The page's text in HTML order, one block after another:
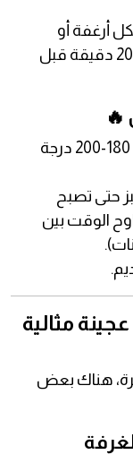
أرغفة أو
كرات، واتركها تختمر مرة أخرى لمدة 20 دقيقة قبل
🔥
سخّن الفرن مسبقًا على درجة حرارة 180-200 درجة
حتى تصبح
الوقت بين
مثالية
هناك بعض